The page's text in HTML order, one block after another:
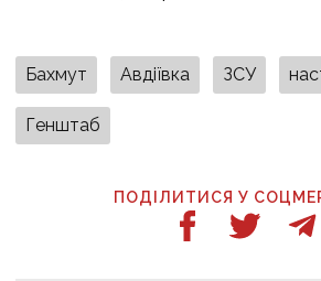
Бахмут Авдіївка ЗСУ
Генштаб
ПОДІЛИТИСЯ У